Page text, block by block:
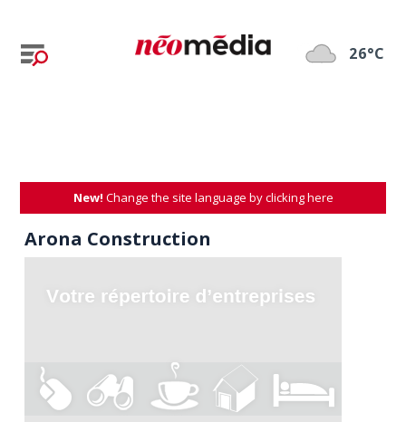
26°C
New! Change the site language by clicking here
Arona Construction